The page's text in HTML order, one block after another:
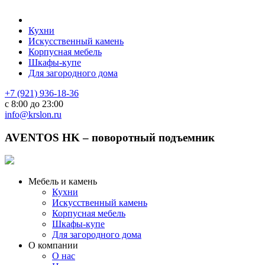
Кухни
Искусственный камень
Корпусная мебель
Шкафы-купе
Для загородного дома
+7 (921) 936-18-36
с 8:00 до 23:00
info@krslon.ru
AVENTOS HK – поворотный подъемник
Мебель и камень
Кухни
Искусственный камень
Корпусная мебель
Шкафы-купе
Для загородного дома
О компании
О нас